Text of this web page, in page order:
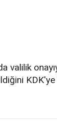
valilik